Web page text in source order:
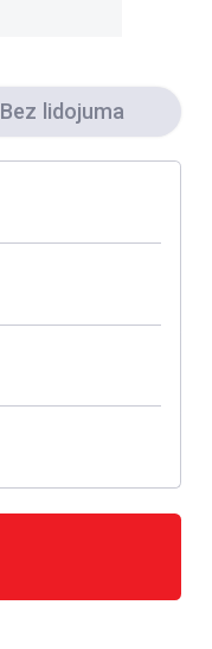
Bez lidojuma